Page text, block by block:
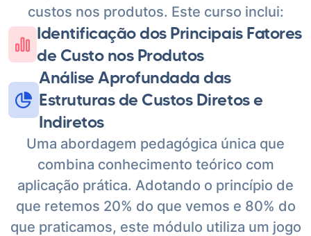
custos nos produtos. Este curso inclui:
Identificação dos Principais Fatores
de Custo nos Produtos
Análise Aprofundada das
Estruturas de Custos Diretos e
Indiretos
Uma abordagem pedagógica única que
combina conhecimento teórico com
aplicação prática. Adotando o princípio de
que retemos 20% do que vemos e 80% do
que praticamos, este módulo utiliza um jogo